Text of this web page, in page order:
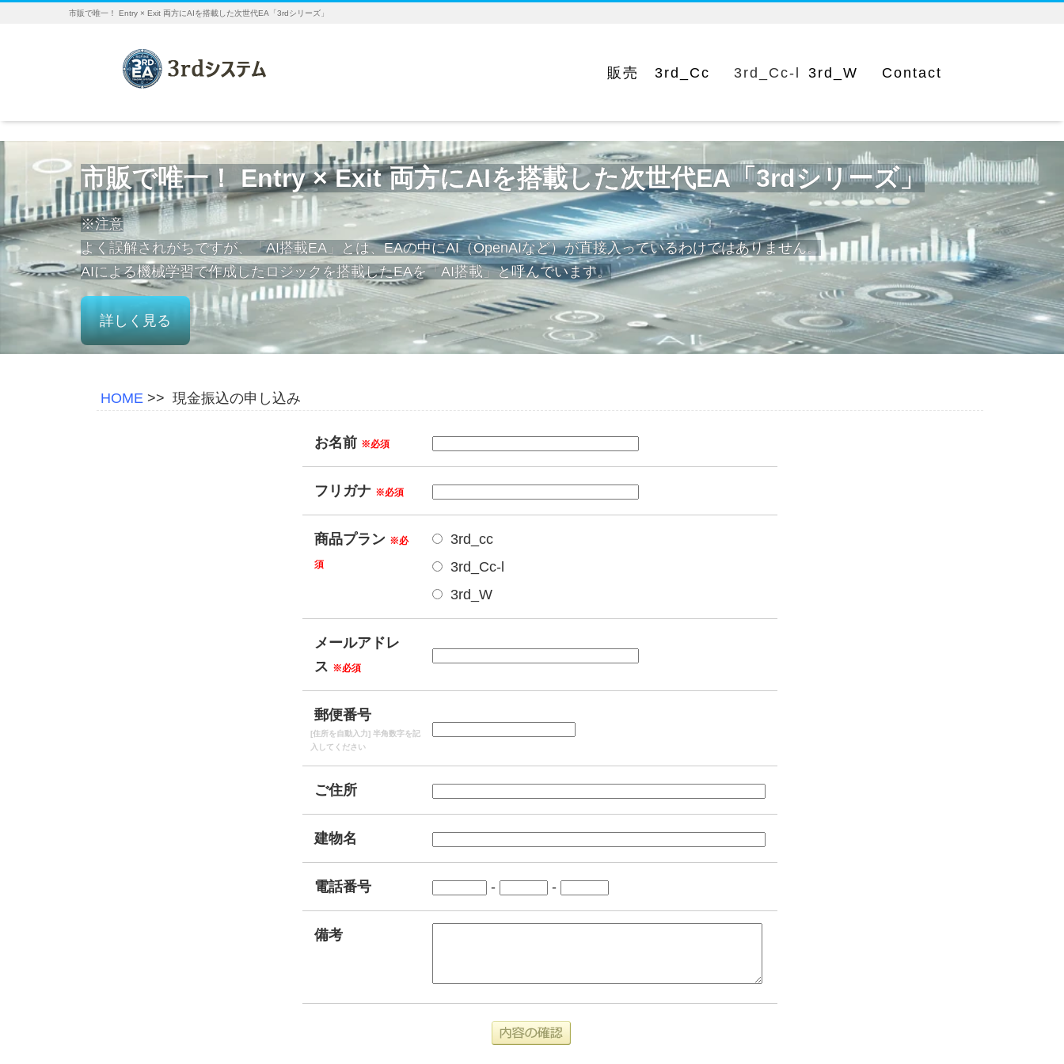
市販で唯一！ Entry × Exit 両方にAIを搭載した次世代EA「3rdシリーズ」
販売 3rd_Cc 3rd_Cc-l 3rd_W Contact
市販で唯一！ Entry × Exit 両方にAIを搭載した次世代EA「3rdシリーズ」
※注意
よく誤解されがちですが、「AI搭載EA」とは、EAの中にAI（OpenAIなど）が直接入っているわけではありません。
AIによる機械学習で作成したロジックを搭載したEAを「AI搭載」と呼んでいます。
詳しく見る
HOME >> 現金振込の申し込み
お名前 ※必須
フリガナ ※必須
商品プラン ※必
須
3rd_cc
3rd_Cc-l
3rd_W
メールアドレ
ス ※必須
郵便番号
[住所を自動入力] 半角数字を記
入してください
ご住所
建物名
電話番号 - -
備考